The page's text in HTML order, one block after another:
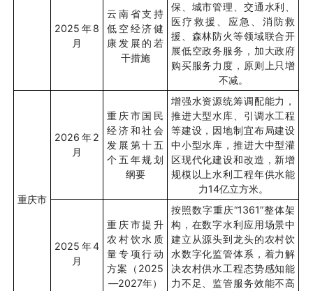
2025 年8
月
云南省支持
低空经济健
康发展的若
干措施
保、城市管理、交通水利、
医疗救援、应急、消防救
援、森林防火等领域联合开
展低空政务服务，加大政府
购买服务力度，原则上只增
不减。
重庆市
2026 年2
月
重庆市国民
经济和社会
发展第十五
个五年规划
纲要
增强水资源统筹调配能力，
推进大型水库、引调水工程
等建设，因地制宜布局建设
中小型水库，推进大中型灌
区现代化建设和改造，新增
规模以上水利工程年供水能
力14亿立方米。
2025 年4
月
重庆市提升
农村饮水质
量专项行动
方案（ 2025
—2027年）
按照数字重庆“1361”整体架
构，在数字水利应用场景中
建立从源头到龙头的农村饮
水数字化监管体系，着力解
决农村供水工程态势感知能
力不足、监管服务效能不高